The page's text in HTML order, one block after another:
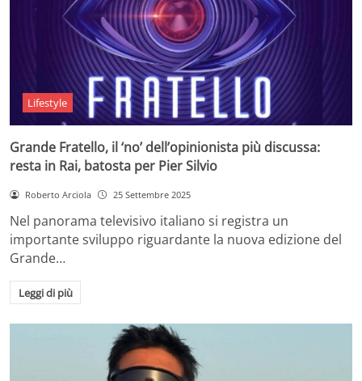
Lifestyle
Grande Fratello, il ‘no’ dell’opinionista più discussa:
resta in Rai, batosta per Pier Silvio
Roberto Arciola 25 Settembre 2025
Nel panorama televisivo italiano si registra un
importante sviluppo riguardante la nuova edizione del
Grande…
Leggi di più